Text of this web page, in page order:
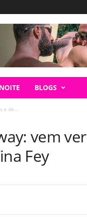
NOITE BLOGS
e de...
vem ver
Fey